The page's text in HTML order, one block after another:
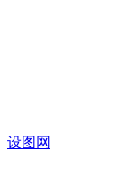
设图网